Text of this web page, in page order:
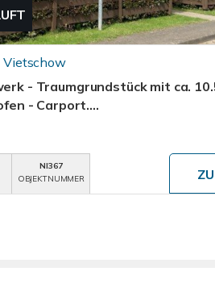
Vietschow
- Traumgrundstück mit ca.
- Carport....
NI367
OBJEKTNUMMER